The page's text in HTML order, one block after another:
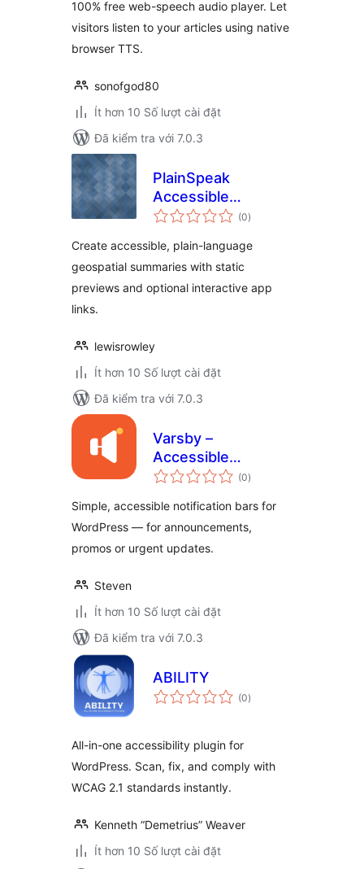
100% free web-speech audio player. Let
visitors listen to your articles using native
browser TTS.
sonofgod80
Ít hơn 10 Số lượt cài đặt
Đã kiểm tra với 7.0.3
PlainSpeak
Accessible
Geospatial
(0tổng
đánh
)
Create accessible, plain-language
geospatial summaries with static
previews and optional interactive app
links.
lewisrowley
Ít hơn 10 Số lượt cài đặt
Đã kiểm tra với 7.0.3
Varsby –
Accessible
Notification &
(0tổng
đánh
)
Simple, accessible notification bars for
WordPress — for announcements,
promos or urgent updates.
Steven
Ít hơn 10 Số lượt cài đặt
Đã kiểm tra với 7.0.3
ABILITY
(0tổng
đánh
)
All-in-one accessibility plugin for
WordPress. Scan, fix, and comply with
WCAG 2.1 standards instantly.
Kenneth “Demetrius” Weaver
Ít hơn 10 Số lượt cài đặt